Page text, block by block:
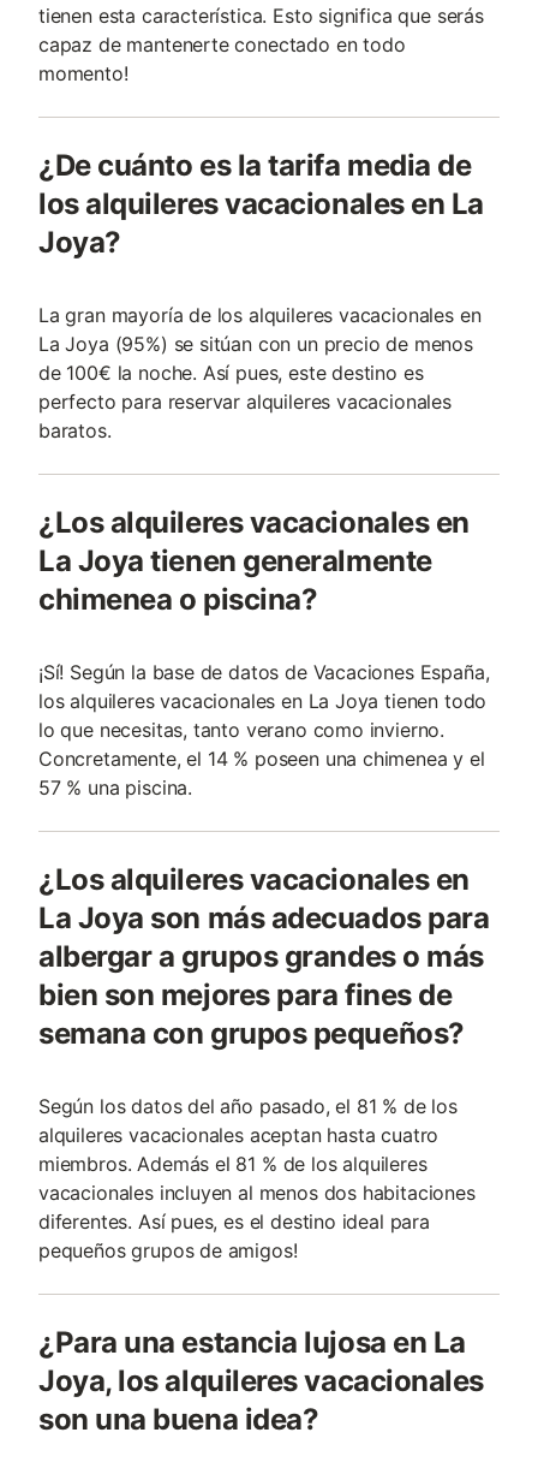
tienen esta característica. Esto significa que serás
capaz de mantenerte conectado en todo
momento!
¿De cuánto es la tarifa media de
los alquileres vacacionales en La
Joya?
La gran mayoría de los alquileres vacacionales en
La Joya (95%) se sitúan con un precio de menos
de 100€ la noche. Así pues, este destino es
perfecto para reservar alquileres vacacionales
baratos.
¿Los alquileres vacacionales en
La Joya tienen generalmente
chimenea o piscina?
¡Sí! Según la base de datos de Vacaciones España,
los alquileres vacacionales en La Joya tienen todo
lo que necesitas, tanto verano como invierno.
Concretamente, el 14 % poseen una chimenea y el
57 % una piscina.
¿Los alquileres vacacionales en
La Joya son más adecuados para
albergar a grupos grandes o más
bien son mejores para fines de
semana con grupos pequeños?
Según los datos del año pasado, el 81 % de los
alquileres vacacionales aceptan hasta cuatro
miembros. Además el 81 % de los alquileres
vacacionales incluyen al menos dos habitaciones
diferentes. Así pues, es el destino ideal para
pequeños grupos de amigos!
¿Para una estancia lujosa en La
Joya, los alquileres vacacionales
son una buena idea?